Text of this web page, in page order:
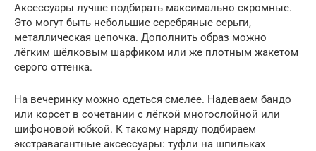
Аксессуары лучше подбирать максимально скромные.
Это могут быть небольшие серебряные серьги,
металлическая цепочка. Дополнить образ можно
лёгким шёлковым шарфиком или же плотным жакетом
серого оттенка.
На вечеринку можно одеться смелее. Надеваем бандо
или корсет в сочетании с лёгкой многослойной или
шифоновой юбкой. К такому наряду подбираем
экстравагантные аксессуары: туфли на шпильках